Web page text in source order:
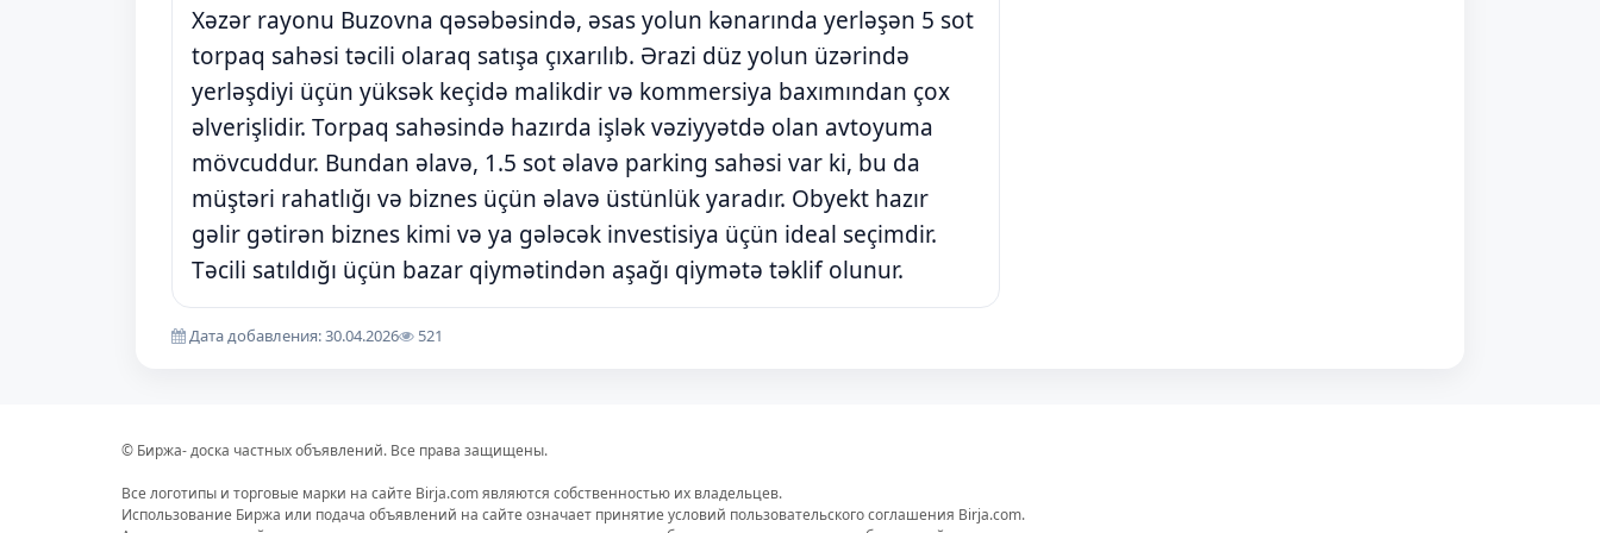
Xəzər rayonu Buzovna qəsəbəsində, əsas yolun kənarında yerləşən 5 sot
torpaq sahəsi təcili olaraq satışa çıxarılıb. Ərazi düz yolun üzərində
yerləşdiyi üçün yüksək keçidə malikdir və kommersiya baxımından çox
əlverişlidir. Torpaq sahəsində hazırda işlək vəziyyətdə olan avtoyuma
mövcuddur. Bundan əlavə, 1.5 sot əlavə parking sahəsi var ki, bu da
müştəri rahatlığı və biznes üçün əlavə üstünlük yaradır. Obyekt hazır
gəlir gətirən biznes kimi və ya gələcək investisiya üçün ideal seçimdir.
Təcili satıldığı üçün bazar qiymətindən aşağı qiymətə təklif olunur.
Дата добавления: 30.04.2026 521
© Биржа- доска частных объявлений. Все права защищены.
Все логотипы и торговые марки на сайте Birja.com являются собственностью их владельцев.
Использование Биржа или подача объявлений на сайте означает принятие условий пользовательского соглашения Birja.com.